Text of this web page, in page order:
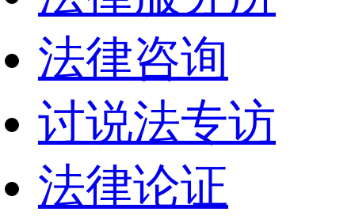
法律咨询
讨说法专访
法律论证